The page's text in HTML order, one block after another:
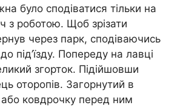
було сподіватися тільки на
з роботою. Щоб зрізати
через парк, сподіваючись
під’їзду. Попереду на лавці
згорток. Підійшовши
оторопів. Загорнутий в
або ковдрочку перед ним